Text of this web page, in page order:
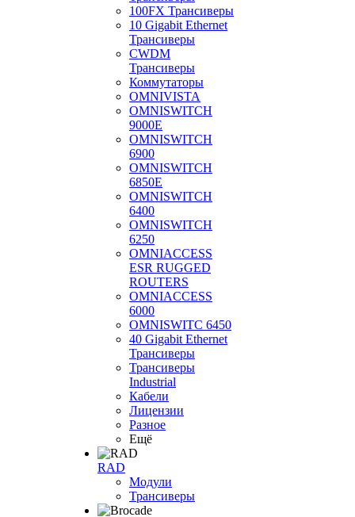
100FX Трансиверы
10 Gigabit Ethernet
Трансиверы
CWDM
Трансиверы
Коммутаторы
OMNIVISTA
OMNISWITCH
9000E
OMNISWITCH
6900
OMNISWITCH
6850E
OMNISWITCH
6400
OMNISWITCH
6250
OMNIACCESS
ESR RUGGED
ROUTERS
OMNIACCESS
6000
OMNISWITC 6450
40 Gigabit Ethernet
Трансиверы
Трансиверы
Industrial
Кабели
Лицензии
Разное
Ещё
RAD
Модули
Трансиверы